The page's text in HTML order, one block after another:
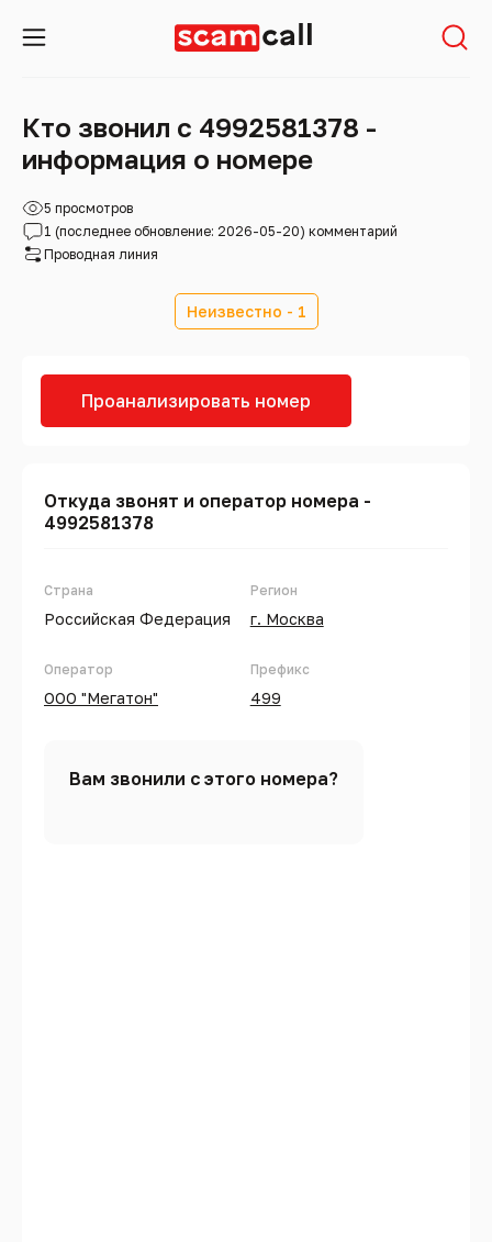
Кто звонил с 4992581378 -
информация о номере
5 просмотров
1 (последнее обновление: 2026-05-20) комментарий
Проводная линия
Неизвестно - 1
Проанализировать номер
Откуда звонят и оператор номера -
4992581378
Страна
Российская Федерация
Оператор
ООО "Мегатон"
Регион
г. Москва
Префикс
499
Вам звонили с этого номера?